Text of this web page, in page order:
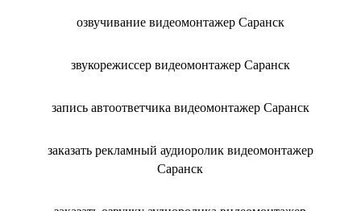
озвучивание видеомонтажер Саранск
звукорежиссер видеомонтажер Саранск
запись автоответчика видеомонтажер Саранск
заказать рекламный аудиоролик видеомонтажер
Саранск